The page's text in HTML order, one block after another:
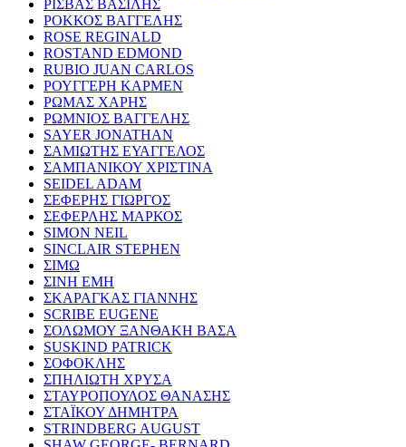
ΡΙΣΒΑΣ ΒΑΣΙΛΗΣ
ΡΟΚΚΟΣ ΒΑΓΓΕΛΗΣ
ROSE REGINALD
ROSTAND EDMOND
RUBIO JUAN CARLOS
ΡΟΥΓΓΕΡΗ ΚΑΡΜΕΝ
ΡΩΜΑΣ ΧΑΡΗΣ
ΡΩΜΝΙΟΣ ΒΑΓΓΕΛΗΣ
SAYER JONATHAN
ΣΑΜΙΩΤΗΣ ΕΥΑΓΓΕΛΟΣ
ΣΑΜΠΑΝΙΚΟΥ ΧΡΙΣΤΙΝΑ
SEIDEL ADAM
ΣΕΦΕΡΗΣ ΓΙΩΡΓΟΣ
ΣΕΦΕΡΛΗΣ ΜΑΡΚΟΣ
SIMON NEIL
SINCLAIR STEPHEN
ΣΙΜΩ
ΣΙΝΗ ΕΜΗ
ΣΚΑΡΑΓΚΑΣ ΓΙΑΝΝΗΣ
SCRIBE EUGENE
ΣΟΛΩΜΟΥ ΞΑΝΘΑΚΗ ΒΑΣΑ
SUSKIND PATRICK
ΣΟΦΟΚΛΗΣ
ΣΠΗΛΙΩΤΗ ΧΡΥΣΑ
ΣΤΑΥΡΟΠΟΥΛΟΣ ΘΑΝΑΣΗΣ
ΣΤΑΪΚΟΥ ΔΗΜΗΤΡΑ
STRINDBERG AUGUST